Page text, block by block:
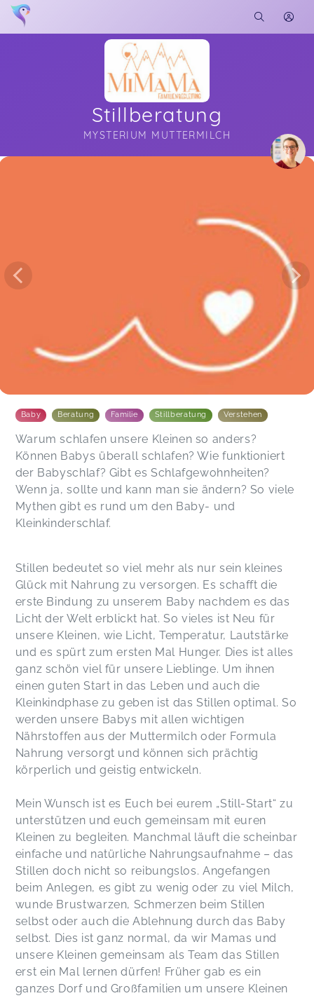
Stillberatung
MYSTERIUM MUTTERMILCH
Baby Beratung Familie Stillberatung Verstehen
Warum schlafen unsere Kleinen so anders?
Können Babys überall schlafen? Wie funktioniert
der Babyschlaf? Gibt es Schlafgewohnheiten?
Wenn ja, sollte und kann man sie ändern? So viele
Mythen gibt es rund um den Baby- und
Kleinkinderschlaf.
Stillen bedeutet so viel mehr als nur sein kleines
Glück mit Nahrung zu versorgen. Es schafft die
erste Bindung zu unserem Baby nachdem es das
Licht der Welt erblickt hat. So vieles ist Neu für
unsere Kleinen, wie Licht, Temperatur, Lautstärke
und es spürt zum ersten Mal Hunger. Dies ist alles
ganz schön viel für unsere Lieblinge. Um ihnen
einen guten Start in das Leben und auch die
Kleinkindphase zu geben ist das Stillen optimal. So
werden unsere Babys mit allen wichtigen
Nährstoffen aus der Muttermilch oder Formula
Nahrung versorgt und können sich prächtig
körperlich und geistig entwickeln.
Mein Wunsch ist es Euch bei eurem „Still-Start“ zu
unterstützen und euch gemeinsam mit euren
Kleinen zu begleiten. Manchmal läuft die scheinbar
einfache und natürliche Nahrungsaufnahme – das
Stillen doch nicht so reibungslos. Angefangen
beim Anlegen, es gibt zu wenig oder zu viel Milch,
wunde Brustwarzen, Schmerzen beim Stillen
selbst oder auch die Ablehnung durch das Baby
selbst. Dies ist ganz normal, da wir Mamas und
unsere Kleinen gemeinsam als Team das Stillen
erst ein Mal lernen dürfen! Früher gab es ein
ganzes Dorf und Großfamilien um unsere Kleinen